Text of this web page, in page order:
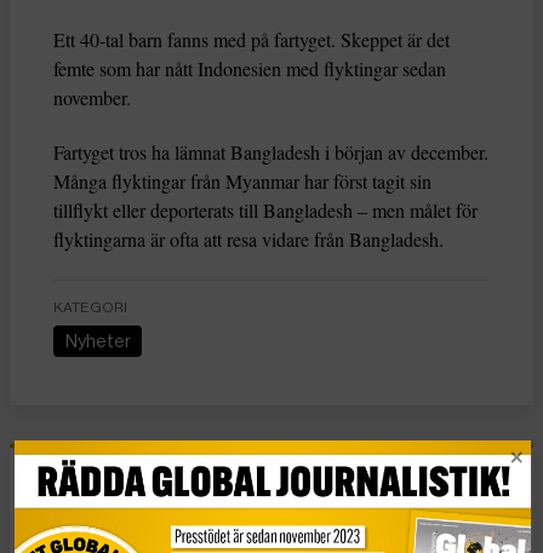
Ett 40-tal barn fanns med på fartyget. Skeppet är det
femte som har nått Indonesien med flyktingar sedan
november.
Fartyget tros ha lämnat Bangladesh i början av december.
Många flyktingar från Myanmar har först tagit sin
tillflykt eller deporterats till Bangladesh – men målet för
flyktingarna är ofta att resa vidare från Bangladesh.
KATEGORI
Nyheter